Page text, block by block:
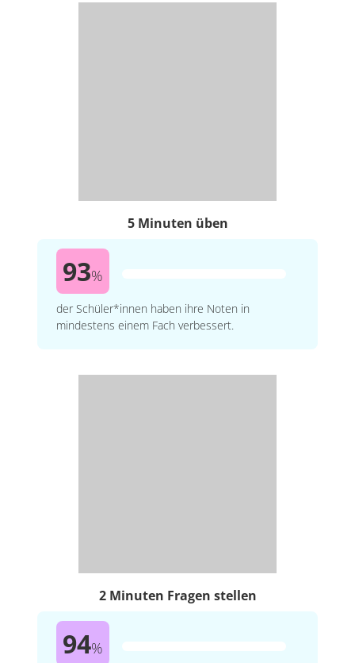
5 Minuten üben
93%
der Schüler*innen haben ihre Noten in
mindestens einem Fach verbessert.
2 Minuten Fragen stellen
94%